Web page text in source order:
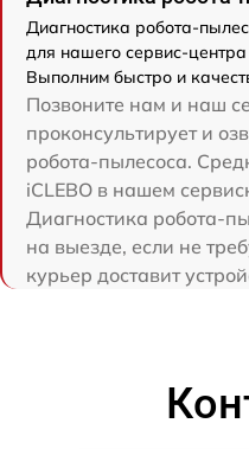
Диагностика робота-
для нашего сервис-
Выполним быстро и
Позвоните нам и наш
проконсультирует и
робота-пылесоса.
iCLEBO в нашем
Диагностика робота-
на выезде, если не
курьер доставит